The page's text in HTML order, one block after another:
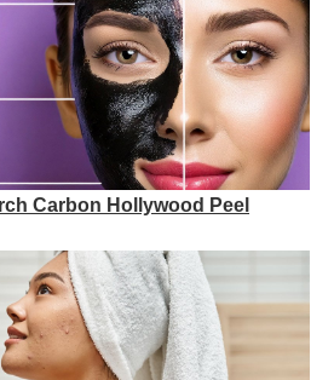
Carbon Hollywood Peel